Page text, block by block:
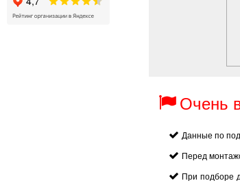
Очень
Данные по
Перед
При подборе